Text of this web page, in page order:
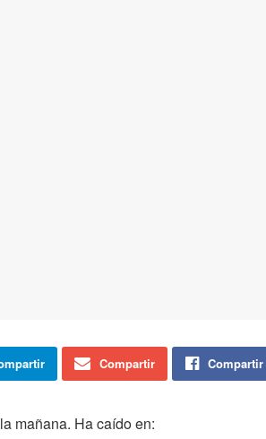
Compartir Compartir
mañana. Ha caído en: